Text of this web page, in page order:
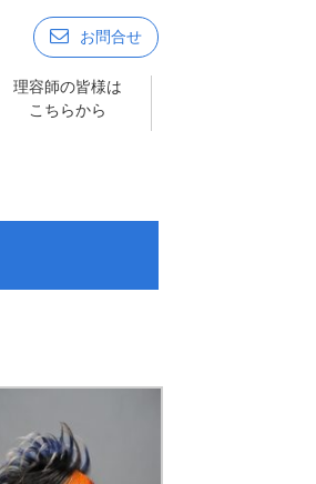
お問合せ
理容師の皆様は
こちらから